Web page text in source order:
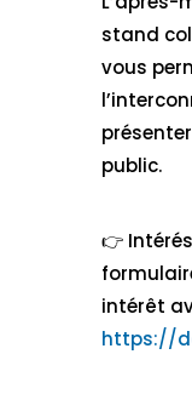
stand
vous
public.
👉
intérêt
https://